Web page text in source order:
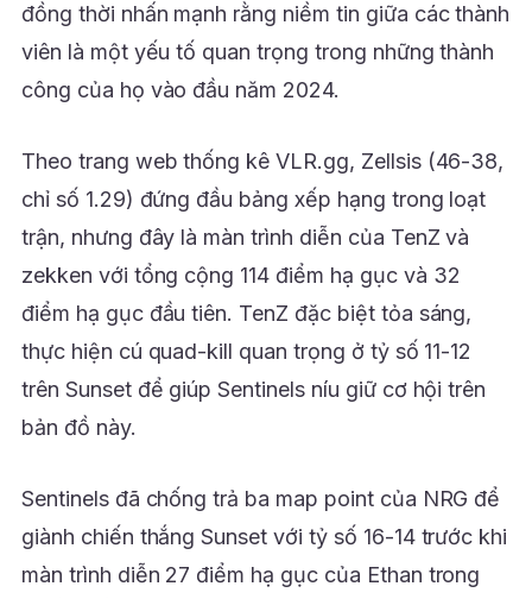
đồng thời nhấn mạnh rằng niềm tin giữa các thành
viên là một yếu tố quan trọng trong những thành
công của họ vào đầu năm 2024.
Theo trang web thống kê VLR.gg, Zellsis (46-38,
chỉ số 1.29) đứng đầu bảng xếp hạng trong loạt
trận, nhưng đây là màn trình diễn của TenZ và
zekken với tổng cộng 114 điểm hạ gục và 32
điểm hạ gục đầu tiên. TenZ đặc biệt tỏa sáng,
thực hiện cú quad-kill quan trọng ở tỷ số 11-12
trên Sunset để giúp Sentinels níu giữ cơ hội trên
bản đồ này.
Sentinels đã chống trả ba map point của NRG để
giành chiến thắng Sunset với tỷ số 16-14 trước khi
màn trình diễn 27 điểm hạ gục của Ethan trong